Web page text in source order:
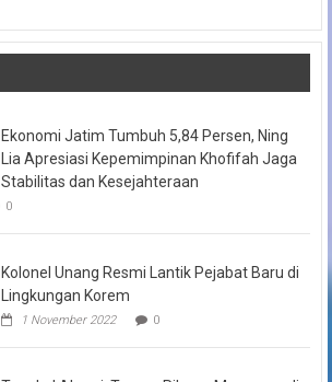
Ekonomi Jatim Tumbuh 5,84 Persen, Ning
Lia Apresiasi Kepemimpinan Khofifah Jaga
Stabilitas dan Kesejahteraan
0
Kolonel Unang Resmi Lantik Pejabat Baru di
Lingkungan Korem
1 November 2022 0